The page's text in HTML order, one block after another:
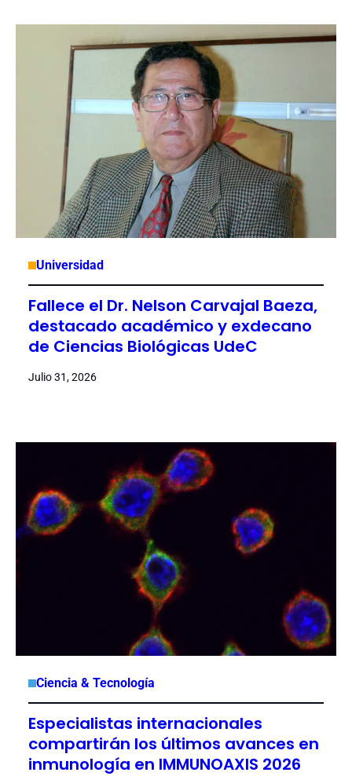
Universidad
Fallece el Dr. Nelson Carvajal Baeza,
destacado académico y exdecano
de Ciencias Biológicas UdeC
Julio 31, 2026
Ciencia & Tecnología
Especialistas internacionales
compartirán los últimos avances en
inmunología en IMMUNOAXIS 2026